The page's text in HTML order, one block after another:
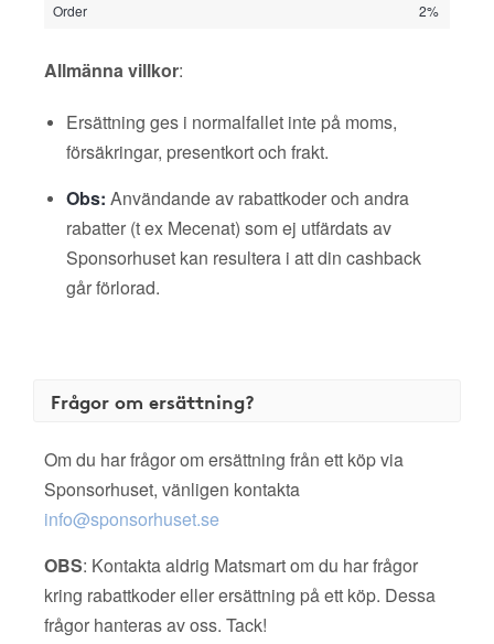
Order 2%
Allmänna villkor:
Ersättning ges i normalfallet inte på moms,
försäkringar, presentkort och frakt.
Obs: Användande av rabattkoder och andra
rabatter (t ex Mecenat) som ej utfärdats av
Sponsorhuset kan resultera i att din cashback
går förlorad.
Frågor om ersättning?
Om du har frågor om ersättning från ett köp via
Sponsorhuset, vänligen kontakta
info@sponsorhuset.se
OBS: Kontakta aldrig Matsmart om du har frågor
kring rabattkoder eller ersättning på ett köp. Dessa
frågor hanteras av oss. Tack!